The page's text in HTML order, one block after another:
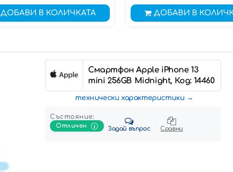
ДОБАВИ В КОЛИЧКАТА ДОБАВИ В
Смартфон Apple iPhone 13
mini 256GB Midnight, Код: 14460
технически характеристики
Състояние:
Отличен
Задай въпрос Сравни